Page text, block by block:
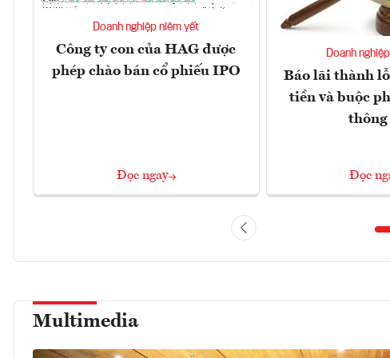
Doanh nghiệp niêm yết
Công ty con của HAG được
phép chào bán cổ phiếu IPO
Đọc ngay
Doanh
Báo lãi thành
tiền và buộc
Đọc
Multimedia